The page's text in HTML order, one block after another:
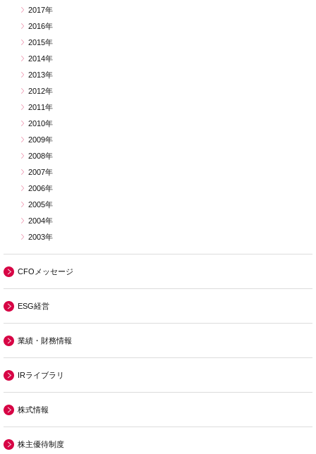
2017年
2016年
2015年
2014年
2013年
2012年
2011年
2010年
2009年
2008年
2007年
2006年
2005年
2004年
2003年
CFOメッセージ
ESG経営
業績・財務情報
IRライブラリ
株式情報
株主優待制度